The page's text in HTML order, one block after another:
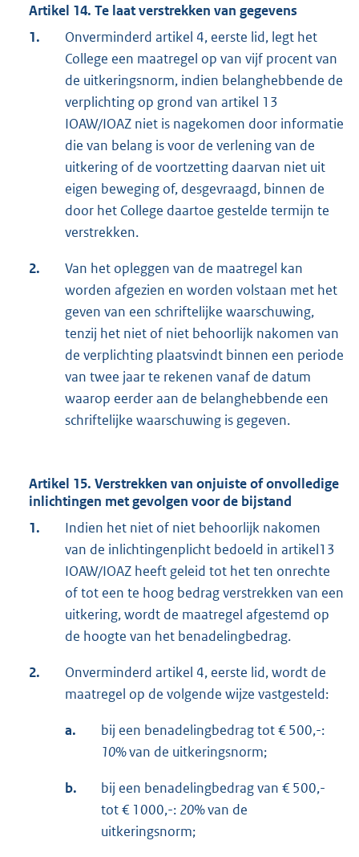
Artikel 14. Te laat verstrekken van gegevens
1.
Onverminderd artikel 4, eerste lid, legt het
College een maatregel op van vijf procent van
de uitkeringsnorm, indien belanghebbende de
verplichting op grond van artikel 13
IOAW/IOAZ niet is nagekomen door informatie
die van belang is voor de verlening van de
uitkering of de voortzetting daarvan niet uit
eigen beweging of, desgevraagd, binnen de
door het College daartoe gestelde termijn te
verstrekken.
2.
Van het opleggen van de maatregel kan
worden afgezien en worden volstaan met het
geven van een schriftelijke waarschuwing,
tenzij het niet of niet behoorlijk nakomen van
de verplichting plaatsvindt binnen een periode
van twee jaar te rekenen vanaf de datum
waarop eerder aan de belanghebbende een
schriftelijke waarschuwing is gegeven.
Artikel 15. Verstrekken van onjuiste of onvolledige
inlichtingen met gevolgen voor de bijstand
1.
Indien het niet of niet behoorlijk nakomen
van de inlichtingenplicht bedoeld in artikel13
IOAW/IOAZ heeft geleid tot het ten onrechte
of tot een te hoog bedrag verstrekken van een
uitkering, wordt de maatregel afgestemd op
de hoogte van het benadelingbedrag.
2.
Onverminderd artikel 4, eerste lid, wordt de
maatregel op de volgende wijze vastgesteld:
a.
bij een benadelingbedrag tot € 500,-:
10%van de uitkeringsnorm;
b.
bij een benadelingbedrag van € 500,-
tot € 1000,-: 20%van de
uitkeringsnorm;